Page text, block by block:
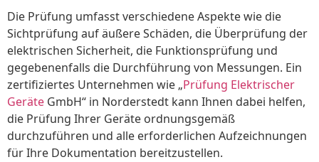
Die Prüfung umfasst verschiedene Aspekte wie die
Sichtprüfung auf äußere Schäden, die Überprüfung der
elektrischen Sicherheit, die Funktionsprüfung und
gegebenenfalls die Durchführung von Messungen. Ein
zertifiziertes Unternehmen wie „Prüfung Elektrischer
Geräte GmbH“ in Norderstedt kann Ihnen dabei helfen,
die Prüfung Ihrer Geräte ordnungsgemäß
durchzuführen und alle erforderlichen Aufzeichnungen
für Ihre Dokumentation bereitzustellen.